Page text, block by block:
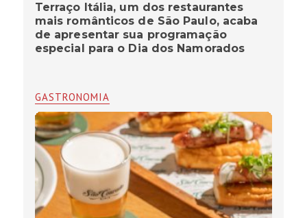
Terraço Itália, um dos restaurantes
mais românticos de São Paulo, acaba
de apresentar sua programação
especial para o Dia dos Namorados
GASTRONOMIA